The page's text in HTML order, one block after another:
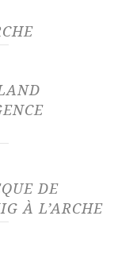
DE
À L’ARCHE